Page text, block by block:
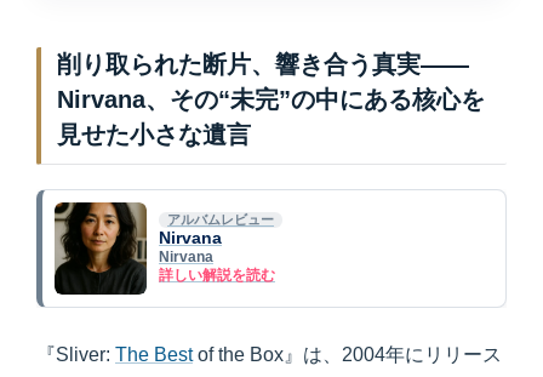
削り取られた断片、響き合う真実——
Nirvana、その“未完”の中にある核心を
見せた小さな遺言
アルバムレビュー
Nirvana
Nirvana
詳しい解説を読む
『Sliver: The Bestof the Box』は、2004年にリリース